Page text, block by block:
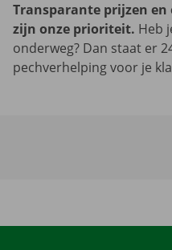
Transparante prijzen en
zijn onze prioriteit. Heb
onderweg? Dan staat er
pechverhelping voor je